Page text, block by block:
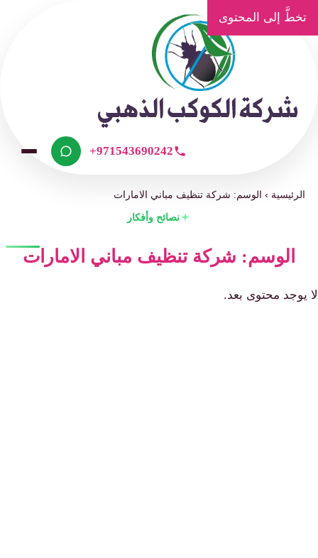
تخطَّ إلى المحتوى
+971543690242
الرئيسية ›الوسم: شركة تنظيف مباني الامارات
نصائح وأفكار
الوسم: شركة تنظيف مباني الامارات
لا يوجد محتوى بعد.